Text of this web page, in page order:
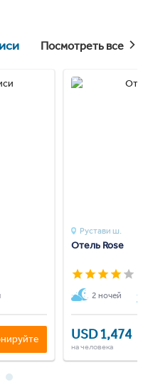
Посмотреть все
Рустави ш.
Отель Rose
2 ночей
USD 1,474
на человека